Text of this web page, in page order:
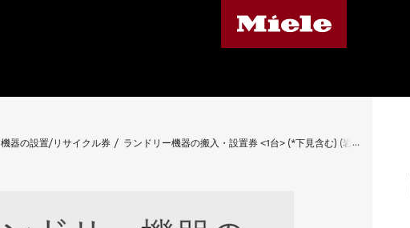
機器の設置/リサイクル券 ランドリー機器の搬入・設置券 <1台> (*下見含む) (岩手県)